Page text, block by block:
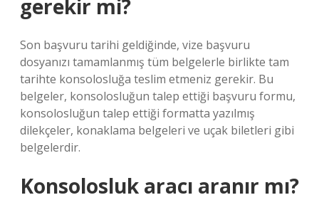
gerekir mi?
Son başvuru tarihi geldiğinde, vize başvuru
dosyanızı tamamlanmış tüm belgelerle birlikte tam
tarihte konsolosluğa teslim etmeniz gerekir. Bu
belgeler, konsolosluğun talep ettiği başvuru formu,
konsolosluğun talep ettiği formatta yazılmış
dilekçeler, konaklama belgeleri ve uçak biletleri gibi
belgelerdir.
Konsolosluk aracı aranır mı?